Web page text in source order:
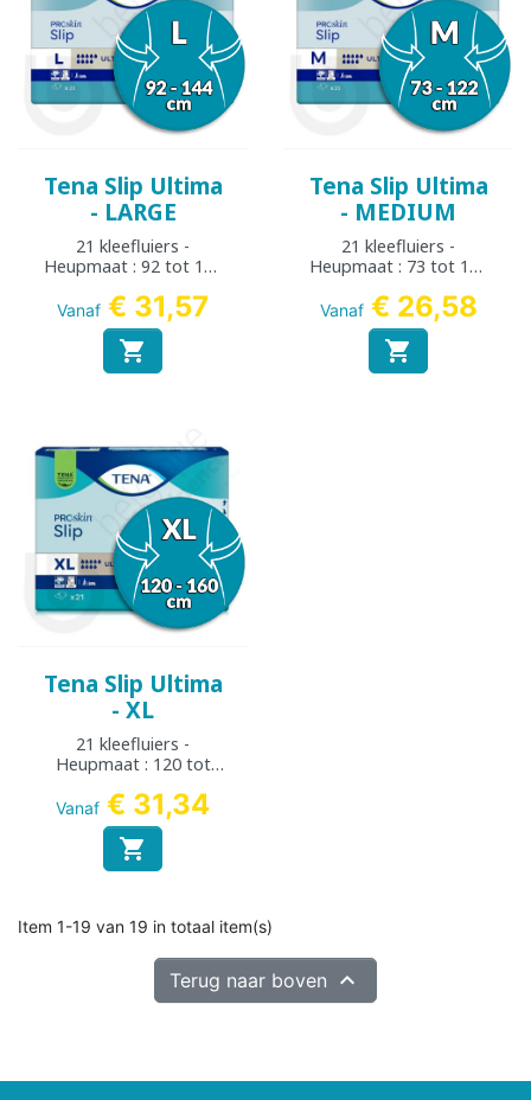
Tena Slip Ultima
- LARGE
21 kleefluiers -
Heupmaat : 92 tot 144
Vanaf € 31,57

Tena Slip Ultima
- MEDIUM
21 kleefluiers -
Heupmaat : 73 tot 122
Vanaf € 26,58

Tena Slip Ultima
- XL
21 kleefluiers -
Heupmaat : 120 tot
Vanaf € 31,34

Item 1-19 van 19 in totaal item(s)
Terug naar boven 